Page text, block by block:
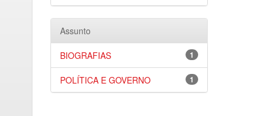
Assunto
1
BIOGRAFIAS
1
POLÍTICA E GOVERNO